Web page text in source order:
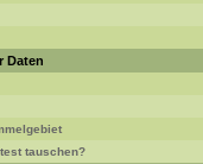
Daten
tauschen?